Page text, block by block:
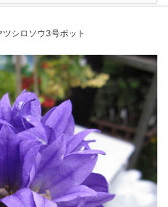
ツシロソウ3号ポット